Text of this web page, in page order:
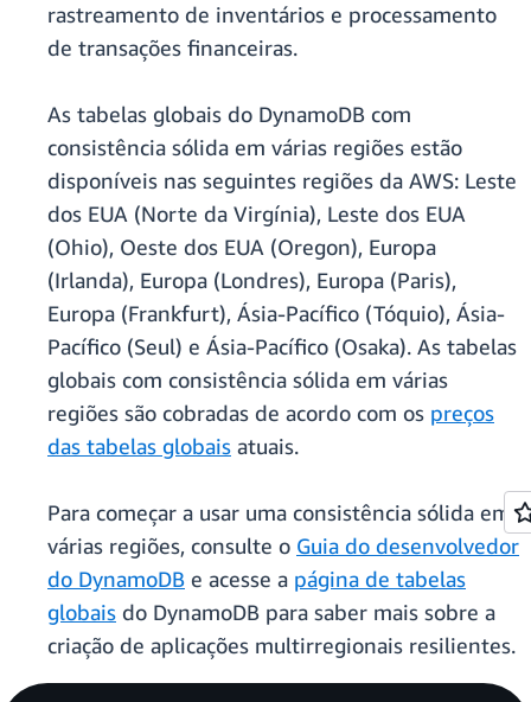
rastreamento de inventários e processamento
de transações financeiras.
As tabelas globais do DynamoDB com
consistência sólida em várias regiões estão
disponíveis nas seguintes regiões da AWS: Leste
dos EUA (Norte da Virgínia), Leste dos EUA
(Ohio), Oeste dos EUA (Oregon), Europa
(Irlanda), Europa (Londres), Europa (Paris),
Europa (Frankfurt), Ásia-Pacífico (Tóquio), Ásia-
Pacífico (Seul) e Ásia-Pacífico (Osaka). As tabelas
globais com consistência sólida em várias
regiões são cobradas de acordo com os preços
das tabelas globais atuais.
Para começar a usar uma consistência sólida em
várias regiões, consulte o Guia do desenvolvedor
do DynamoDB e acesse a página de tabelas
globais do DynamoDB para saber mais sobre a
criação de aplicações multirregionais resilientes.